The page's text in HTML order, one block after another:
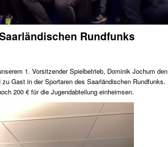
Rundfunks
1. Vorsitzender Spielbetrieb, Dominik Jochum den
Gast in der Sportaren des Saarländischen Rundfunks.
200 € für die Jugendabteilung einheimsen.